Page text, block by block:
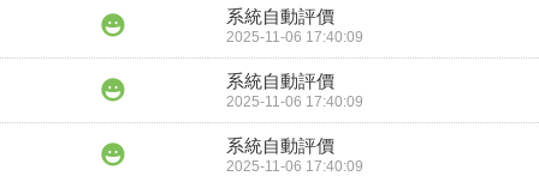
系統自動評價
2025-11-06 17:40:09
系統自動評價
2025-11-06 17:40:09
系統自動評價
2025-11-06 17:40:09